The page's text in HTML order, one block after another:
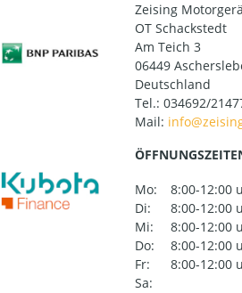
Zeising
OT Schackstedt
Am Teich 3
06449
Deutschland
Tel.: 034692/
Mail:
Mo:
8:00-12:00
Di:
8:00-12:00
Mi:
8:00-12:00
Do:
8:00-12:00
Fr:
8:00-12:00
Sa: